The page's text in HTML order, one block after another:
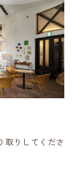
取りしてくださ